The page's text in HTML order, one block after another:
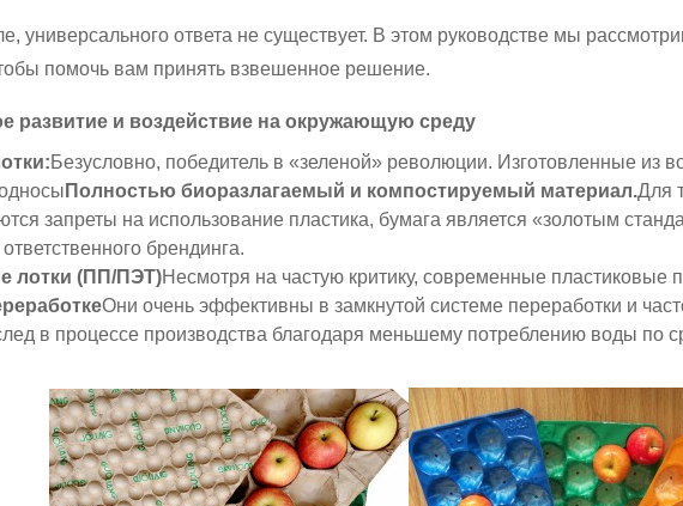
универсального ответа не существует. В этом руководстве мы
помочь вам принять взвешенное решение.
развитие и воздействие на окружающую среду
Безусловно, победитель в «зеленой» революции. Изготовленные из
Полностью биоразлагаемый и компостируемый материал.Для
запреты на использование пластика, бумага является «золотым
брендинга.
лотки (ПП/ПЭТ)Несмотря на частую критику, современные пластиковые
Они очень эффективны в замкнутой системе переработки и
в процессе производства благодаря меньшему потреблению воды по